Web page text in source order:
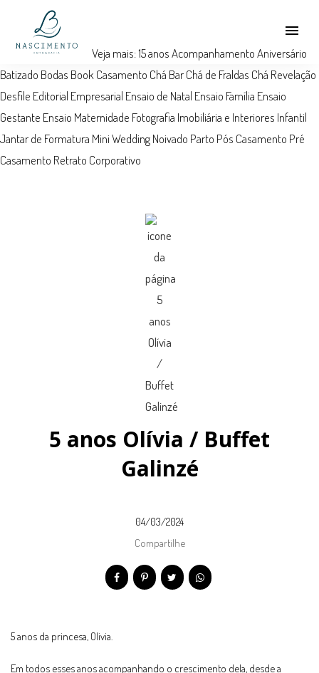
menu
Veja mais:15 anos AcompanhamentoAniversário
Batizado Bodas Book Casamento Chá BarChá de Fraldas Chá Revelação
Desfile Editorial Empresarial Ensaio de Natal Ensaio Família Ensaio
Gestante Ensaio Maternidade Fotografia Imobiliária e Interiores Infantil
Jantar de Formatura Mini WeddingNoivado Parto Pós Casamento Pré
Casamento Retrato Corporativo
5 anos Olívia / Buffet
Galinzé
04/03/2024
Compartilhe
5 anos da princesa, Olivia.
Em todos esses anos acompanhando o crescimento dela, desde a